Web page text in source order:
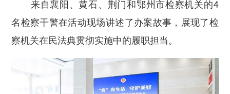
来自襄阳、黄石、荆门和鄂州市检察机关的4
名检察干警在活动现场讲述了办案故事，展现了检
察机关在民法典贯彻实施中的履职担当。